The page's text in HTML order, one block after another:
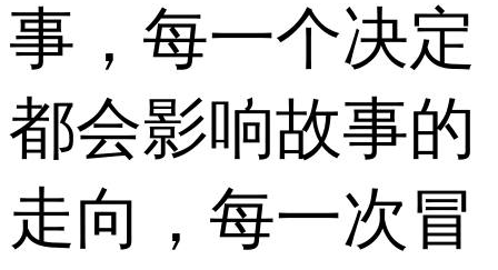
事，每一个决定
都会影响故事的
走向，每一次冒